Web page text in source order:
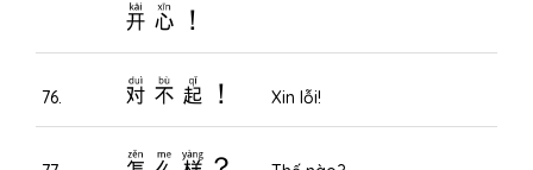
开心！
76. 对不起！ Xin lỗi!
怎么样？